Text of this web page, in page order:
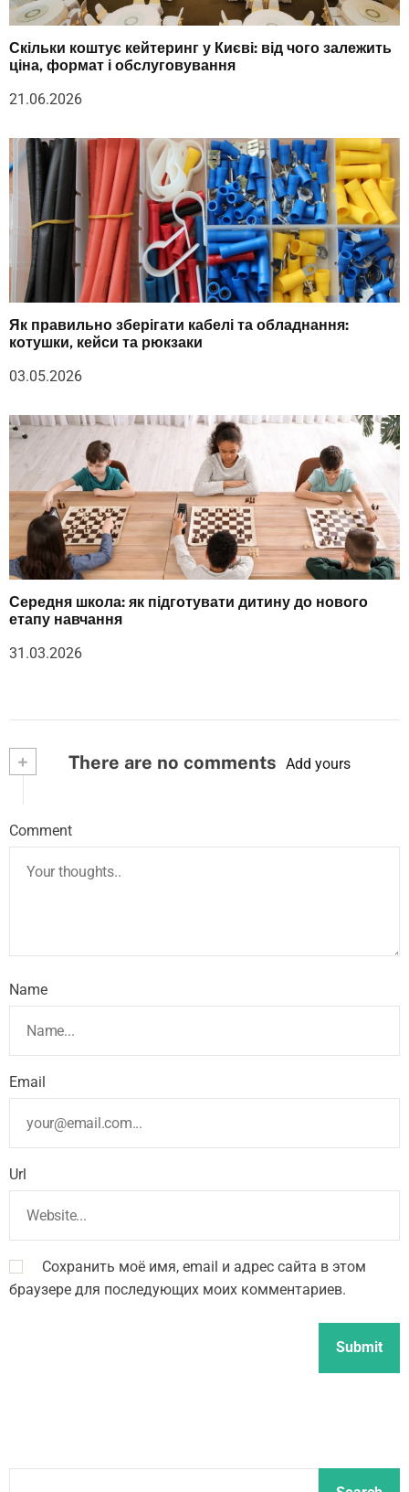
Скільки коштує кейтеринг у Києві: від чого залежить
ціна, формат і обслуговування
21.06.2026
Як правильно зберігати кабелі та обладнання:
котушки, кейси та рюкзаки
03.05.2026
Середня школа: як підготувати дитину до нового
етапу навчання
31.03.2026
+ There are no comments Add yours
Comment
Name
Email
Url
Сохранить моё имя, email и адрес сайта в этом
браузере для последующих моих комментариев.